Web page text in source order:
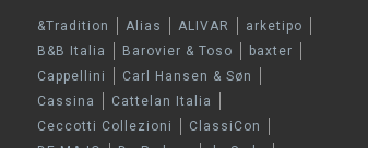
&Tradition Alias ALIVAR
arketipo
B&B Italia
Barovier & Toso
baxter
Cappellini
Carl Hansen & Søn
Cassina
Cattelan Italia
Ceccotti Collezioni
ClassiCon